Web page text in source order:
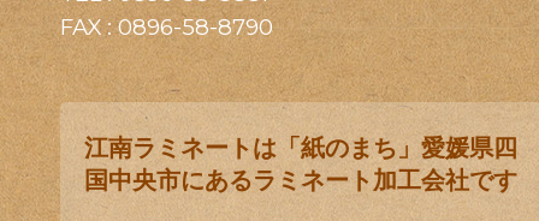
FAX : 0896-58-8790
江南ラミネートは「紙のまち」愛媛県四
国中央市にあるラミネート加工会社です